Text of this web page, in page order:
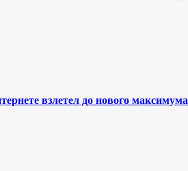
взлетел до нового максимума